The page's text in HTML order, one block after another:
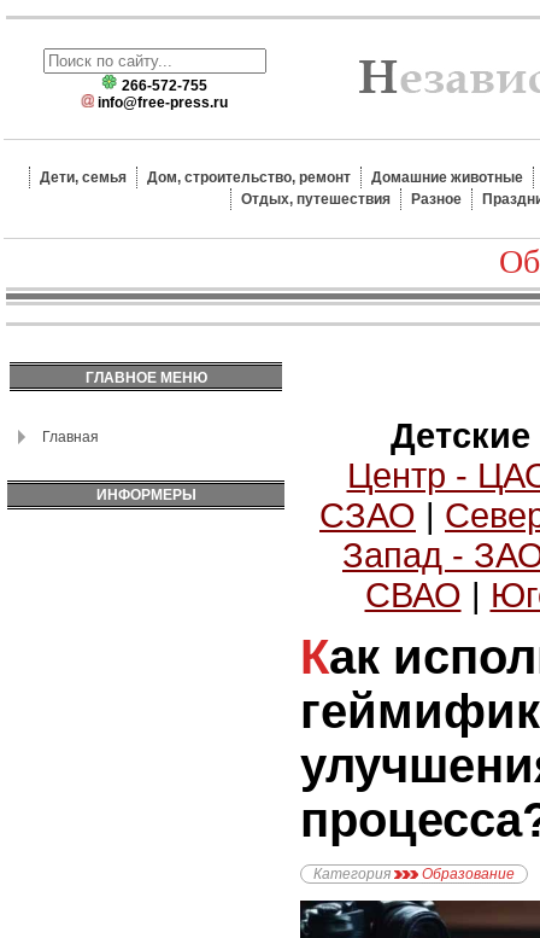
266-572-755
info@free-press.ru
Дети, семья Дом, строительство, ремонт
Домашние животные
Отдых, путешествия
Разное
ГЛАВНОЕ МЕНЮ
Главная
ИНФОРМЕРЫ
Центр -
СЗАО |
Запад -
СВАО |
Как использовать
Категория Образование